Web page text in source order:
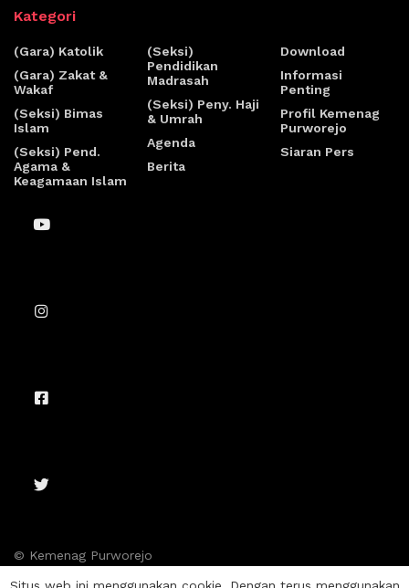
Kategori
(Gara) Katolik
(Gara) Zakat &
Wakaf
(Seksi) Bimas
Islam
(Seksi) Pend.
Agama &
Keagamaan Islam
(Seksi)
Pendidikan
Madrasah
(Seksi) Peny. Haji
& Umrah
Agenda
Berita
Download
Informasi
Penting
Profil Kemenag
Purworejo
Siaran Pers
© Kemenag Purworejo